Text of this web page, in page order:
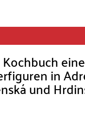
in
und